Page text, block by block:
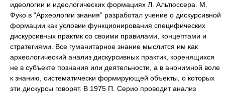
идеологии и идеологических формациях Л. Альтюссера. М.
Фуко в “Археологии знания” разработал учение о дискурсивной
формации как условии функционирования специфических
дискурсивных практик со своими правилами, концептами и
стратегиями. Все гуманитарное знание мыслится им как
археологический анализ дискурсивных практик, коренящихся
не в субъекте познания или деятельности, а в анонимной воле
к знанию, систематически формирующей объекты, о которых
эти дискурсы говорят. В 1975 П. Серио проводит анализ